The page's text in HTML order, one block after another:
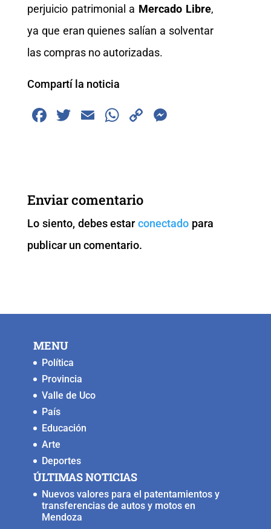
perjuicio patrimonial a Mercado Libre,
ya que eran quienes salían a solventar
las compras no autorizadas.
Compartí la noticia
F
b
o
o
k
T
E
W
A
p
p
C
k
er
Enviar comentario
Lo siento, debes estarconectado para
publicar un comentario.
MENU
Política
Provincia
Valle de Uco
País
Educación
Arte
Deportes
ÚLTIMAS NOTICIAS
Nuevos valores para el patentamientos y
transferencias de autos y motos en
Mendoza